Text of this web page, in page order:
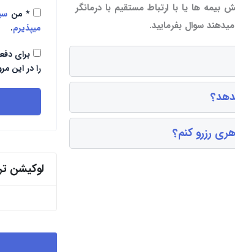
ها یا با ارتباط مستقیم با درمانگر
سوال بفرمایید.
رزرو کنم؟
*من
میپذیرم.
برای
را در این
لوکیشن